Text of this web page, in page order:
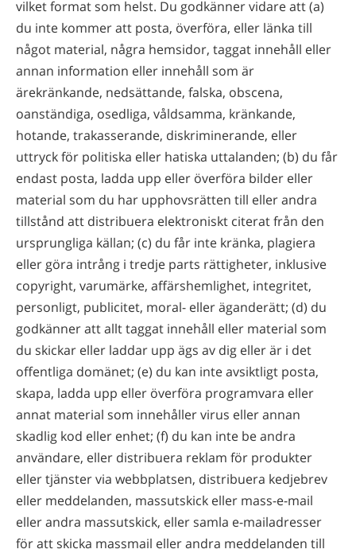
vilket format som helst. Du godkänner vidare att (a)
du inte kommer att posta, överföra, eller länka till
något material, några hemsidor, taggat innehåll eller
annan information eller innehåll som är
ärekränkande, nedsättande, falska, obscena,
oanständiga, osedliga, våldsamma, kränkande,
hotande, trakasserande, diskriminerande, eller
uttryck för politiska eller hatiska uttalanden; (b) du får
endast posta, ladda upp eller överföra bilder eller
material som du har upphovsrätten till eller andra
tillstånd att distribuera elektroniskt citerat från den
ursprungliga källan; (c) du får inte kränka, plagiera
eller göra intrång i tredje parts rättigheter, inklusive
copyright, varumärke, affärshemlighet, integritet,
personligt, publicitet, moral- eller äganderätt; (d) du
godkänner att allt taggat innehåll eller material som
du skickar eller laddar upp ägs av dig eller är i det
offentliga domänet; (e) du kan inte avsiktligt posta,
skapa, ladda upp eller överföra programvara eller
annat material som innehåller virus eller annan
skadlig kod eller enhet; (f) du kan inte be andra
användare, eller distribuera reklam för produkter
eller tjänster via webbplatsen, distribuera kedjebrev
eller meddelanden, massutskick eller mass-e-mail
eller andra massutskick, eller samla e-mailadresser
för att skicka massmail eller andra meddelanden till